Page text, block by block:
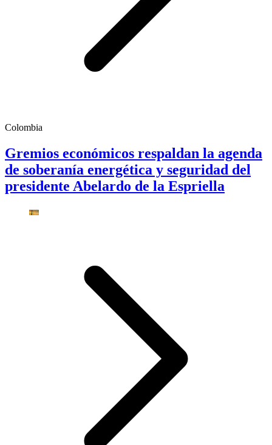
Colombia
Gremios económicos respaldan la agenda
de soberanía energética y seguridad del
presidente Abelardo de la Espriella